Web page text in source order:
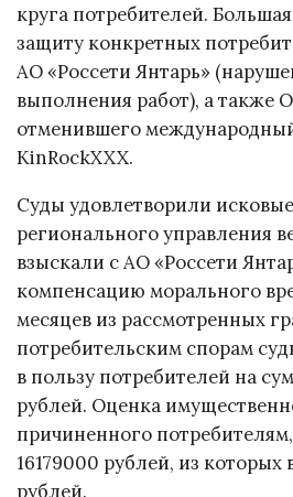
круга потребителей.
защиту конкретных
АО «Россети Янтарь»
выполнения работ), а также
отменившего
KinRockXXX.
Суды удовлетворили
регионального управления
взыскали с АО «Россети
компенсацию морального
месяцев из рассмотренных
потребительским спорам
в пользу потребителей на
рублей. Оценка
причиненного
16179000 рублей, из
рублей.